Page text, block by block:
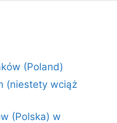
(Poland)
(niestety wciąż
(Polska) w